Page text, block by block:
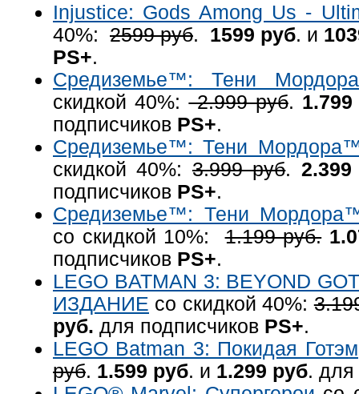
Injustice: Gods Among Us -
40%: 2599 руб. 1599 руб. и
PS+.
Средиземье™: Тени
скидкой 40%:2.999 руб.
подписчиков PS+.
Средиземье™: Тени
скидкой 40%:3.999 руб.
подписчиков PS+.
Средиземье™: Тени
со скидкой 10%:1.199 руб.
подписчиков PS+.
LEGO BATMAN 3: BEYOND
ИЗДАНИЕ со скидкой 40%:
руб. для подписчиков PS+.
LEGO Batman 3: Покидая Готэм
руб. 1.599 руб. и 1.299 руб.